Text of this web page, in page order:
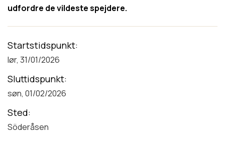
udfordre de vildeste spejdere.
Startstidspunkt
lør, 31/01/2026
Sluttidspunkt
søn, 01/02/2026
Sted
Söderåsen